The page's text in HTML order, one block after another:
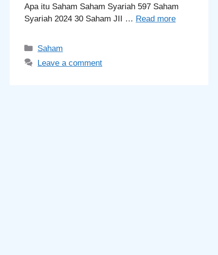
Apa itu Saham Saham Syariah 597 Saham
Syariah 2024 30 Saham JII … Read more
Categories
Saham
Leave a comment